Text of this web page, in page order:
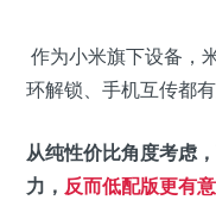
作为小米旗下设备，
环解锁、手机互传都有
从纯性价比角度考虑
力， 反而低配版更有